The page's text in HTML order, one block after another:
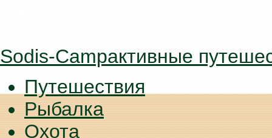
Sodis-Campактивные
Путешествия
Рыбалка
Охота